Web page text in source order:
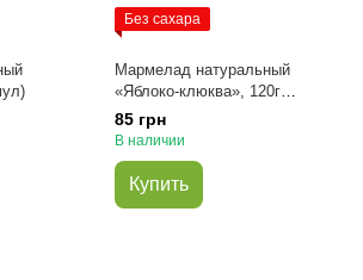
Без сахара
Мармелад натуральный
«Яблоко-клюква», 120г
(Стимул)
85 грн
В наличии
Купить